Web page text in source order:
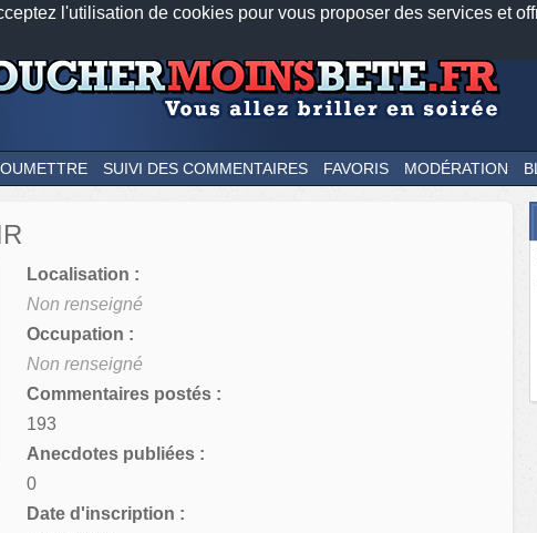
l'utilisation de cookies pour vous proposer des services et
Nos applications mobiles Newsletter
SUIVI DES COMMENTAIRES FAVORIS MODÉRATION
Localisation :
Non renseigné
Occupation :
Non renseigné
Commentaires postés :
193
Anecdotes publiées :
0
Date d'inscription :